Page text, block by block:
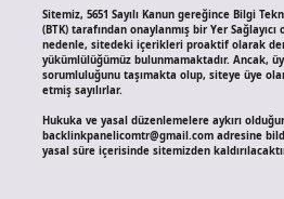
Sitemiz, 5651 Sayılı Kanun gereğince Bilgi
(BTK) tarafından onaylanmış bir Yer
nedenle, sitedeki içerikleri proaktif olarak
yükümlülüğümüz bulunmamaktadır. Ancak,
sorumluluğunu taşımakta olup, siteye üye
etmiş sayılırlar.
Hukuka ve yasal düzenlemelere aykırı
backlinkpanelicomtr@gmail.comadresine
yasal süre içerisinde sitemizden